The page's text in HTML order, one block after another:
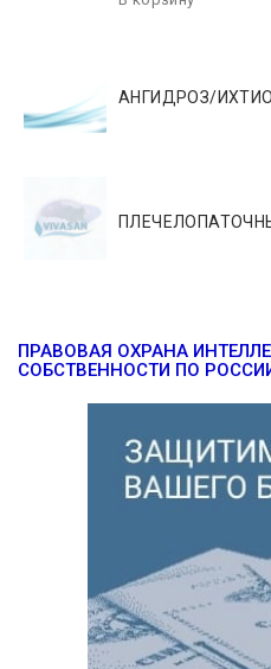
АНГИДРОЗ/
ПРАВОВАЯ ОХРАНА
СОБСТВЕННОСТИ ПО